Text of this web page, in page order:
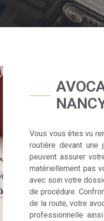
Vous vous êtes vu
routière devant une
peuvent assurer
matériellement pas
avec soin votre
de procédure.
de la route, votre
professionnelle